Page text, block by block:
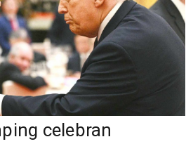
celebran